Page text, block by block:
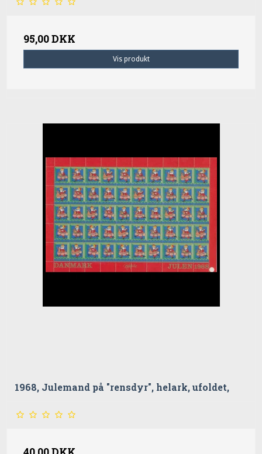
95,00 DKK
Vis produkt
1968, Julemand på "rensdyr", helark, ufoldet,